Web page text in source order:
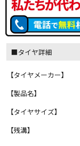
■タイヤ詳細
【タイヤメーカー】
【製品名】
【タイヤサイズ】
【残溝】